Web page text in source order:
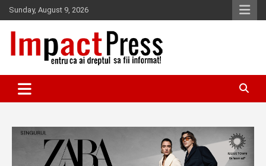
Skip
to
content
Sunday, August 9, 2026
IMPACTPRESS